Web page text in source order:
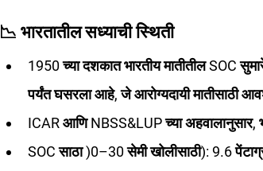
📉 भारतातील सध्याची स्थिती
1950 च्या दशकात भारतीय मातीतील SOC
पर्यंत घसरला आहे, जे आरोग्यदायी मातीसाठी
ICAR आणि NBSS&LUP च्या अहवालानुसार,
SOC साठा )0–30 सेमी खोलीसाठी): 9.6